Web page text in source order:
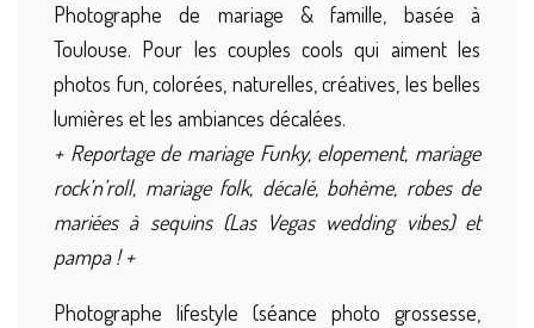
Photographe de mariage & famille, basée à
Toulouse. Pour les couples cools qui aiment les
photos fun, colorées, naturelles, créatives, les belles
lumières et les ambiances décalées.
+ Reportage de mariage Funky, elopement, mariage
rock’n’roll, mariage folk, décalé, bohème, robes de
mariées à sequins (Las Vegas wedding vibes) et
pampa ! +
Photographe lifestyle (séance photo grossesse,